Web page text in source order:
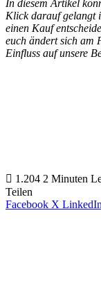
In diesem Artikel
Klick darauf gelangt
einen Kauf
euch ändert sich am
Einfluss auf unsere
1.204 2 Minuten
Teilen
Facebook X LinkedIn